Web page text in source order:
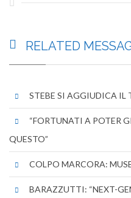
RELATED
STEBE SI AGGIUDICA IL
“FORTUNATI A POTER
QUESTO”
COLPO MARCORA:
BARAZZUTTI: “NEXT-